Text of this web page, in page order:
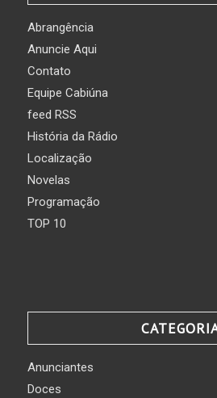
Abrangência
Anuncie Aqui
Contato
Equipe Cabiúna
feed RSS
História da Rádio
Localização
Novelas
Programação
TOP 10
Anunciantes
Doces